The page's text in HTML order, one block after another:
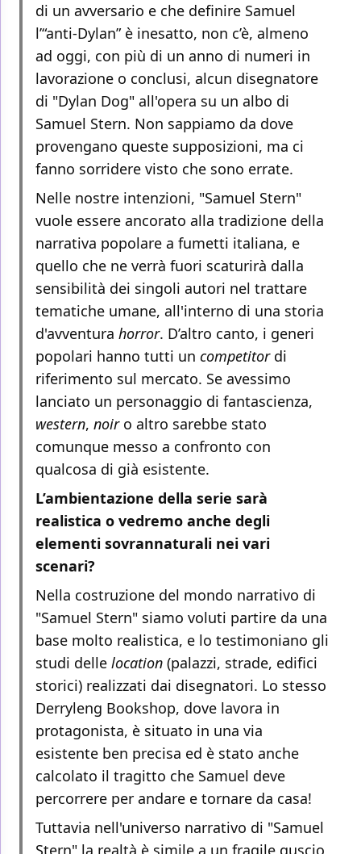
di un avversario e che definire Samuel
l’“anti-Dylan” è inesatto, non c’è, almeno
ad oggi, con più di un anno di numeri in
lavorazione o conclusi, alcun disegnatore
di "Dylan Dog" all'opera su un albo di
Samuel Stern. Non sappiamo da dove
provengano queste supposizioni, ma ci
fanno sorridere visto che sono errate.
Nelle nostre intenzioni, "Samuel Stern"
vuole essere ancorato alla tradizione della
narrativa popolare a fumetti italiana, e
quello che ne verrà fuori scaturirà dalla
sensibilità dei singoli autori nel trattare
tematiche umane, all'interno di una storia
d'avventura horror. D’altro canto, i generi
popolari hanno tutti un competitordi
riferimento sul mercato. Se avessimo
lanciato un personaggio di fantascienza,
western, noiro altro sarebbe stato
comunque messo a confronto con
qualcosa di già esistente.
L’ambientazione della serie sarà
realistica o vedremo anche degli
elementi sovrannaturali nei vari
scenari?
Nella costruzione del mondo narrativo di
"Samuel Stern" siamo voluti partire da una
base molto realistica, e lo testimoniano gli
studi delle location (palazzi, strade, edifici
storici) realizzati dai disegnatori. Lo stesso
Derryleng Bookshop, dove lavora in
protagonista, è situato in una via
esistente ben precisa ed è stato anche
calcolato il tragitto che Samuel deve
percorrere per andare e tornare da casa!
Tuttavia nell'universo narrativo di "Samuel
Stern" la realtà è simile a un fragile guscio